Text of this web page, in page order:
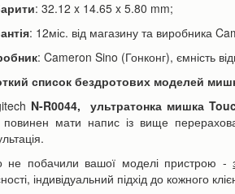
До
: 32.12 x 14.65 x 5.80 mm;
: 12міс. від магазину та виробника
: Cameron Sino (Гонконг), ємність
список бездротових моделей
N-R0044, ультратонка мишка
повинен мати напис із вище
не побачили вашої моделі пристрою -
індивідуальний підхід до кожного